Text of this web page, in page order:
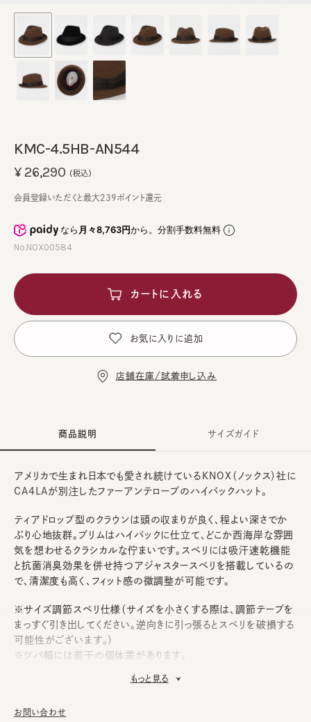
KMC-4.5HB-AN544
なら月々8,763円から。分割手数料無料
No.NOX00584
¥26,290 (税込)
会員登録いただくと最大239ポイント還元
カートに入れる
お気に入りに追加
店舗在庫/試着申し込み
商品説明
アメリカで生まれ日本でも愛され続けているKNOX（ノックス）社に
CA4LAが別注したファーアンテロープのハイバックハット。
ティアドロップ型のクラウンは頭の収まりが良く、程よい深さでか
ぶり心地抜群。ブリムはハイバックに仕立て、どこか西海岸な雰囲
気を想わせるクラシカルな佇まいです。スベリには吸汗速乾機能
と抗菌消臭効果を併せ持つアジャスタースベリを搭載しているの
で、清潔度も高く、フィット感の微調整が可能です。
※サイズ調節スベリ仕様（サイズを小さくする際は、調節テープを
まっすぐ引き出してください。逆向きに引っ張るとスベリを破損する
可能性がございます。）
※ツバ幅には若干の個体差があります。
ご了承いただいた上でご購入ください。
もっと見る
サイズガイド
お問い合わせ